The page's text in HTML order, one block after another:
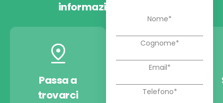
informazioni
Passa a
trovarci